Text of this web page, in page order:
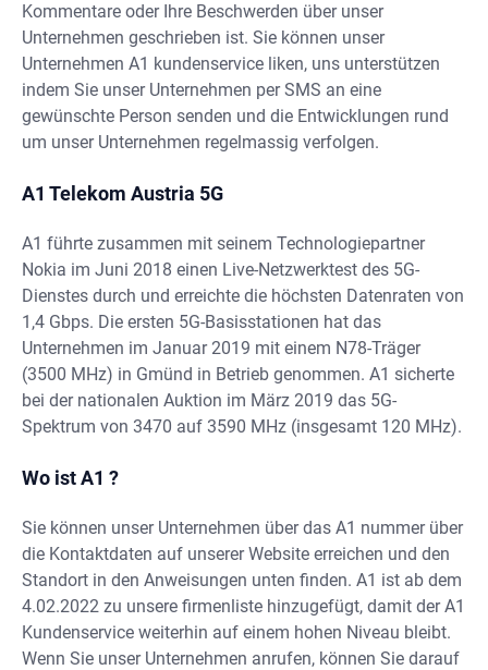
Kommentare oder Ihre Beschwerden über unser
Unternehmen geschrieben ist. Sie können unser
Unternehmen A1 kundenservice liken, uns unterstützen
indem Sie unser Unternehmen per SMS an eine
gewünschte Person senden und die Entwicklungen rund
um unser Unternehmen regelmassig verfolgen.
A1 Telekom Austria 5G
A1 führte zusammen mit seinem Technologiepartner
Nokia im Juni 2018 einen Live-Netzwerktest des 5G-
Dienstes durch und erreichte die höchsten Datenraten von
1,4 Gbps. Die ersten 5G-Basisstationen hat das
Unternehmen im Januar 2019 mit einem N78-Träger
(3500 MHz) in Gmünd in Betrieb genommen. A1 sicherte
bei der nationalen Auktion im März 2019 das 5G-
Spektrum von 3470 auf 3590 MHz (insgesamt 120 MHz).
Wo ist A1 ?
Sie können unser Unternehmen über das A1 nummer über
die Kontaktdaten auf unserer Website erreichen und den
Standort in den Anweisungen unten finden. A1 ist ab dem
4.02.2022 zu unsere firmenliste hinzugefügt, damit der A1
Kundenservice weiterhin auf einem hohen Niveau bleibt.
Wenn Sie unser Unternehmen anrufen, können Sie darauf